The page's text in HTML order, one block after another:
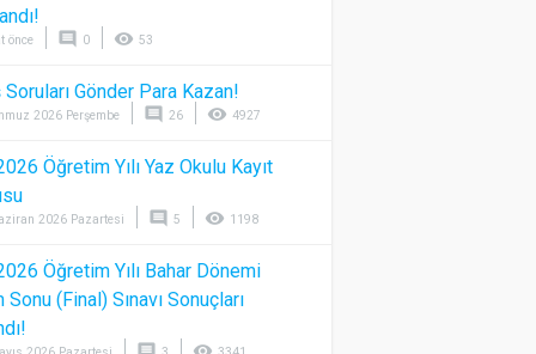
önce comment 0 visibility 53
Soruları Gönder Para Kazan!
2026 Perşembe comment 26 visibility 4927
Öğretim Yılı Yaz Okulu Kayıt
2026 Pazartesi comment 5 visibility 1198
Öğretim Yılı Bahar Dönemi
Sonu (Final) Sınavı Sonuçları